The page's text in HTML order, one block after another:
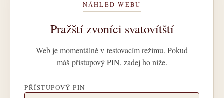
NÁHLED WEBU
Pražští zvoníci svatovítští
Web je momentálně v testovacím režimu. Pokud
máš přístupový PIN, zadej ho níže.
PŘÍSTUPOVÝ PIN